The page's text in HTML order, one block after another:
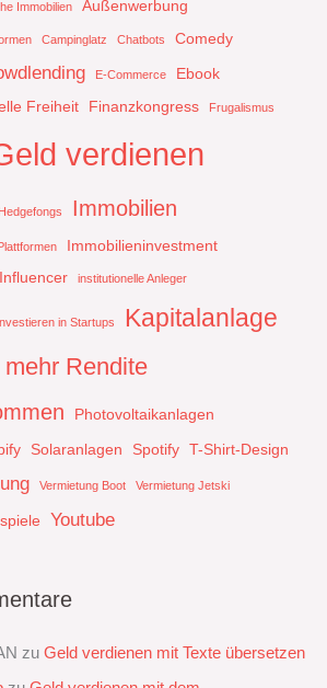
Immobilien Außenwerbung
Campinglatz Chatbots
Comedy
E-Commerce
Ebook
Freiheit Finanzkongress Frugalismus
verdienen
Hedgefongs Immobilien
Immobilieninvestment
Influencer institutionelle Anleger
in Startups Kapitalanlage
mehr Rendite
Photovoltaikanlagen
Solaranlagen Spotify T-Shirt-Design
Vermietung Boot Vermietung Jetski
Youtube
zu Geld verdienen mit Texte übersetzen